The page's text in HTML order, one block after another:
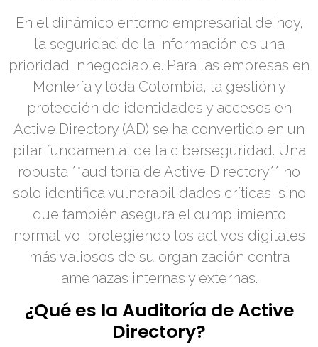
En el dinámico entorno empresarial de hoy,
la seguridad de la información es una
prioridad innegociable. Para las empresas en
Montería y toda Colombia, la gestión y
protección de identidades y accesos en
Active Directory (AD) se ha convertido en un
pilar fundamental de la ciberseguridad. Una
robusta **auditoría de Active Directory** no
solo identifica vulnerabilidades críticas, sino
que también asegura el cumplimiento
normativo, protegiendo los activos digitales
más valiosos de su organización contra
amenazas internas y externas.
¿Qué es la Auditoría de Active
Directory?